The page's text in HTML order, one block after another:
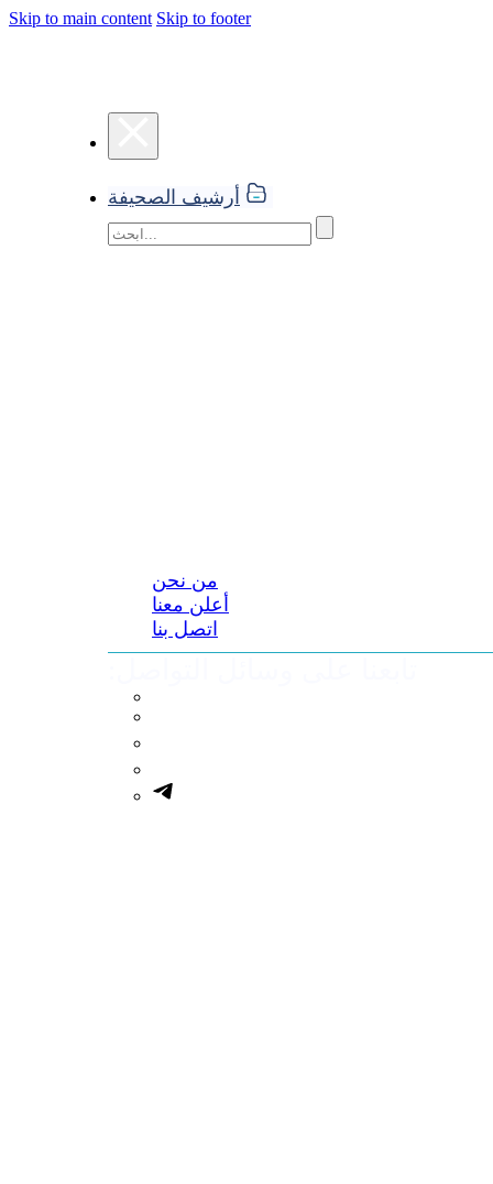
Skip to main content Skip to footer
أرشيف الصحيفة
من نحن
أعلن معنا
اتصل بنا